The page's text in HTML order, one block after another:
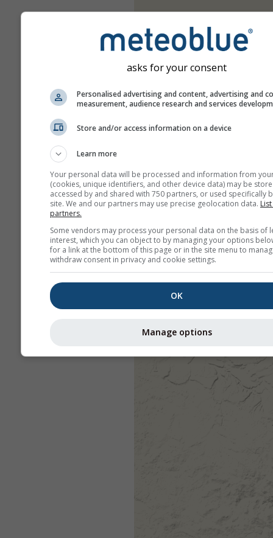
asks for your consent
Personalised advertising and content, advertising and
measurement, audience research and services
Store and/or access information on a device
Learn more
Your personal data will be processed and information from
(cookies, unique identifiers, and other device data) may be
accessed by and shared with 750 partners, or used specifically
site. We and our partners may use precise geolocation data.
partners.
Some vendors may process your personal data on the basis of
interest, which you can object to by managing your options
for a link at the bottom of this page or in the site menu to
withdraw consent in privacy and cookie settings.
OK
Manage options